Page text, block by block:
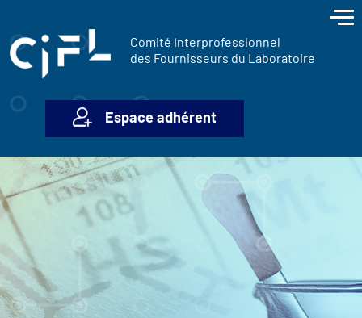
Comité Interprofessionnel
des Fournisseurs du Laboratoire
Espace adhérent